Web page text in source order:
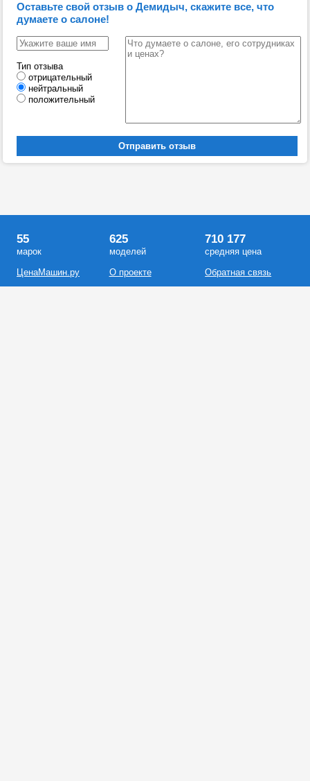
Оставьте свой отзыв о Демидыч, скажите все, что
думаете о салоне!
Тип отзыва
отрицательный
нейтральный
положительный
55
марок
ЦенаМашин.ру
625
моделей
О проекте
710 177
средняя цена
Обратная связь